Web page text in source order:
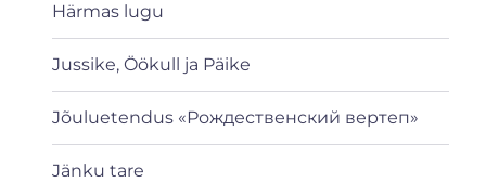
Härmas lugu
Jussike, Öökull ja Päike
Jõuluetendus «Рождественский вертеп»
Jänku tare